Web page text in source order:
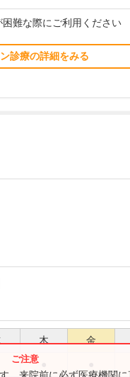
難な際にご利用ください
診療の詳細をみる
木 金